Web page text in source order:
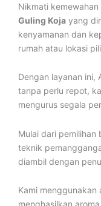
Nikmati kemewahan
Guling Koja yang
kenyamanan dan
rumah atau lokasi
Dengan layanan ini,
tanpa perlu repot,
mengurus segala
Mulai dari
teknik
diambil dengan
Kami
menghasilkan